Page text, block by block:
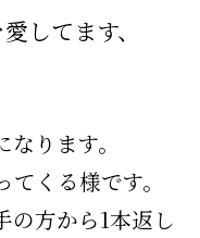
してます、
ります。
くる様です。
の方から1本返し